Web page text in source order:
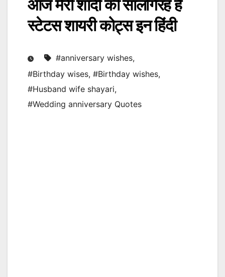
आज मेरी शादी की सालगिरह है
स्टेटस शायरी कोट्स इन हिंदी
#anniversary wishes,
#Birthday wises, #Birthday wishes,
#Husband wife shayari,
#Wedding anniversary Quotes